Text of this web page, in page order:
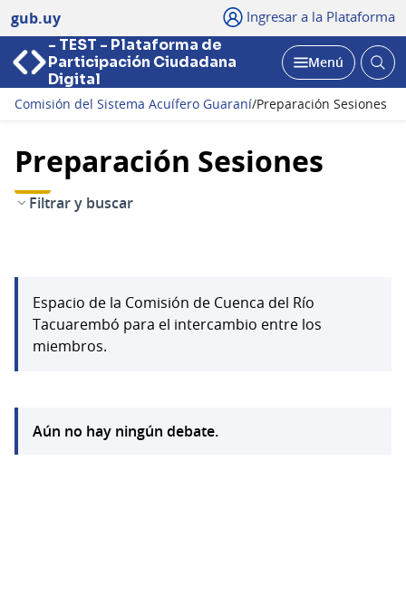
gub.uy Ingresar a la Plataforma
- TEST - Plataforma de
Participación Ciudadana
Digital
Menú
Comisión del Sistema Acuífero Guaraní/Preparación Sesiones
Preparación Sesiones
Filtrar y buscar
Espacio de la Comisión de Cuenca del Río
Tacuarembó para el intercambio entre los
miembros.
Aún no hay ningún debate.